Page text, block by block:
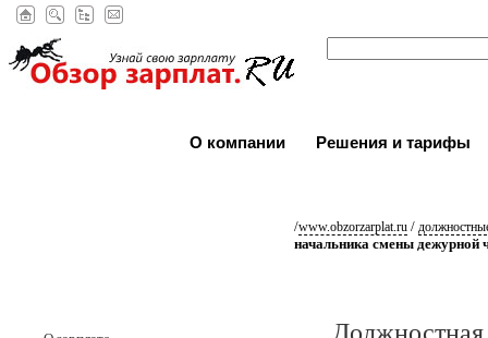
О компании Решения и тарифы
/www.obzorzarplat.ru /
начальника смены дежурной